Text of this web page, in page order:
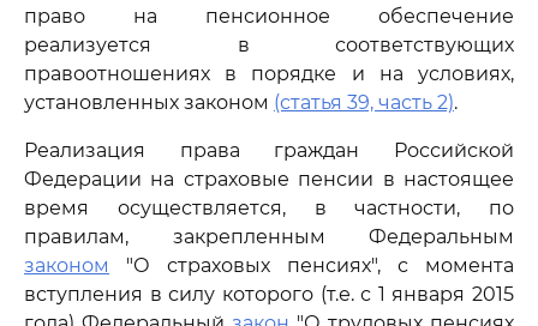
право на пенсионное обеспечение
реализуется в соответствующих
правоотношениях в порядке и на условиях,
установленных законом (статья 39, часть 2).
Реализация права граждан Российской
Федерации на страховые пенсии в настоящее
время осуществляется, в частности, по
правилам, закрепленным Федеральным
законом
"О страховых пенсиях", с момента
вступления в силу которого (т.е. с 1 января 2015